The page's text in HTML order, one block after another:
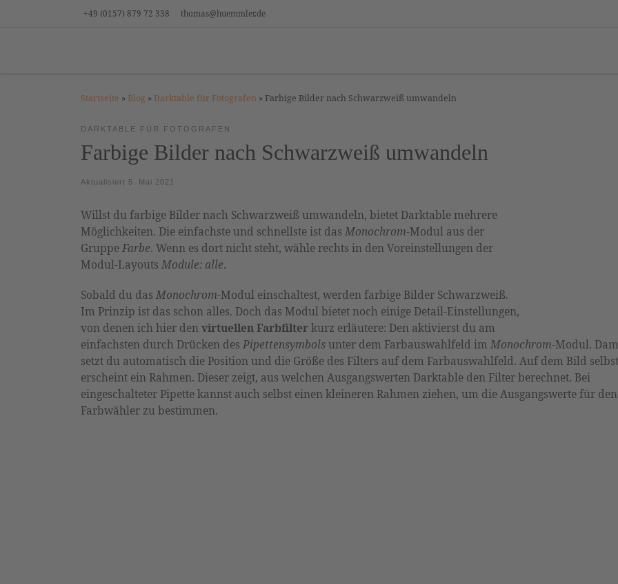
Zum Inhalt springen+49 (0157) 879 72 338 thomas@huemmler.de
Startseite »Blog »Darktable für Fotografen »Farbige Bilder nach Schwarzweiß umwandeln
DARKTABLE FÜR FOTOGRAFEN
Farbige Bilder nach Schwarzweiß umwandeln
Aktualisiert 5. Mai 2021
Willst du farbige Bilder nach Schwarzweiß umwandeln, bietet Darktable mehrere
Möglichkeiten. Die einfachste und schnellste ist das Monochrom-Modul aus der
GruppeFarbe. Wenn es dort nicht steht, wähle rechts in den Voreinstellungen der
Modul-Layouts Module: alle.
Sobald du das Monochrom-Modul einschaltest, werden farbige Bilder Schwarzweiß.
Im Prinzip ist das schon alles. Doch das Modul bietet noch einige Detail-Einstellungen,
von denen ich hier denvirtuellen Farbfilterkurz erläutere: Den aktivierst du am
einfachsten durch Drücken des Pipettensymbolsunter dem Farbauswahlfeld im Monochrom-Modul.
setzt du automatisch die Position und die Größe des Filters auf dem Farbauswahlfeld. Auf dem Bild selbst
erscheint ein Rahmen. Dieser zeigt, aus welchen Ausgangswerten Darktable den Filter berechnet. Bei
eingeschalteter Pipette kannst auch selbst einen kleineren Rahmen ziehen, um die Ausgangswerte für den
Farbwähler zu bestimmen.